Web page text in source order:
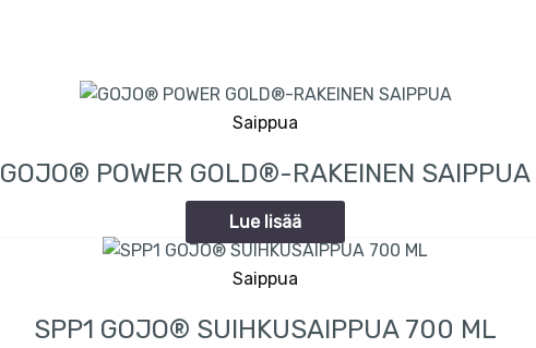
Saippua
GOJO® POWER GOLD®-RAKEINEN SAIPPUA
Lue lisää
Saippua
SPP1 GOJO® SUIHKUSAIPPUA 700 ML